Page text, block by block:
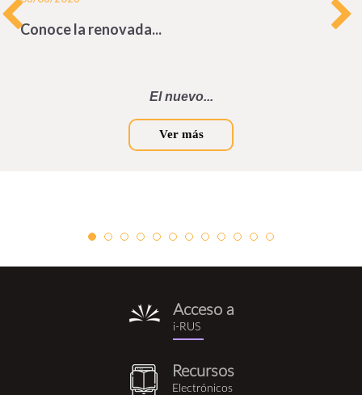
Conoce la renovada...
El nuevo...
Ver más
i-
rus.png
Acceso a
i-RUS
recursos_electronicos.png
Recursos
Electrónicos